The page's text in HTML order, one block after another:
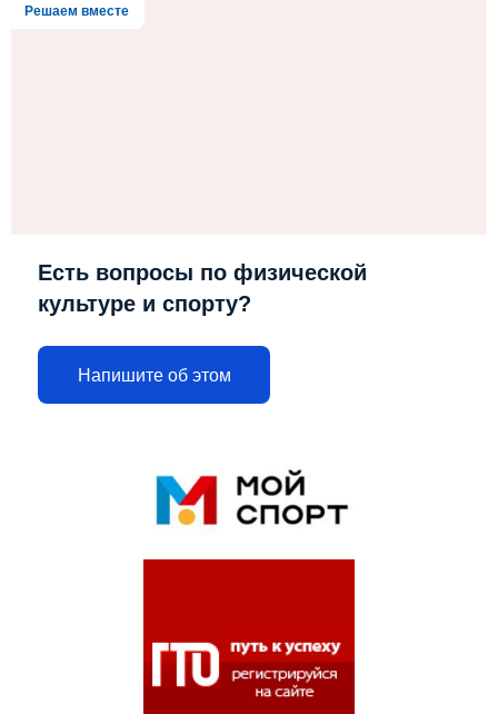
Решаем вместе
Есть вопросы по физической
культуре и спорту?
Напишите об этом